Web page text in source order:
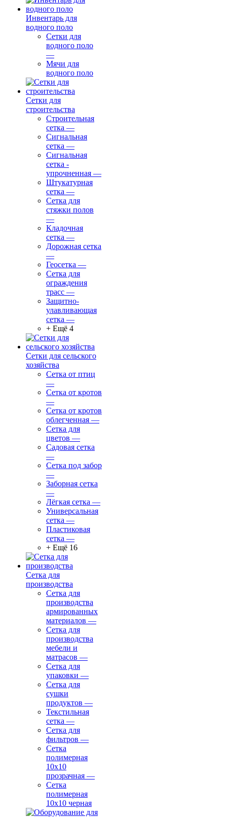
Инвентарь для
водного поло
Сетки для
водного поло
—
Мячи для
водного поло
Сетки для
строительства
Строительная
сетка —
Сигнальная
сетка —
Сигнальная
сетка -
упрочненная —
Штукатурная
сетка —
Сетка для
стяжки полов
—
Кладочная
сетка —
Дорожная сетка
—
Геосетка —
Сетка для
ограждения
трасс —
Защитно-
улавливающая
сетка —
+ Ещё 4
Сетки для сельского
хозяйства
Сетка от птиц
—
Сетка от кротов
—
Сетка от кротов
облегченная —
Сетка для
цветов —
Садовая сетка
—
Сетка под забор
—
Заборная сетка
—
Лёгкая сетка —
Универсальная
сетка —
Пластиковая
сетка —
+ Ещё 16
Сетка для
производства
Сетка для
производства
армированных
материалов —
Сетка для
производства
мебели и
матрасов —
Сетка для
упаковки —
Сетка для
сушки
продуктов —
Текстильная
сетка —
Сетка для
фильтров —
Сетка
полимерная
10х10
прозрачная —
Сетка
полимерная
10х10 черная